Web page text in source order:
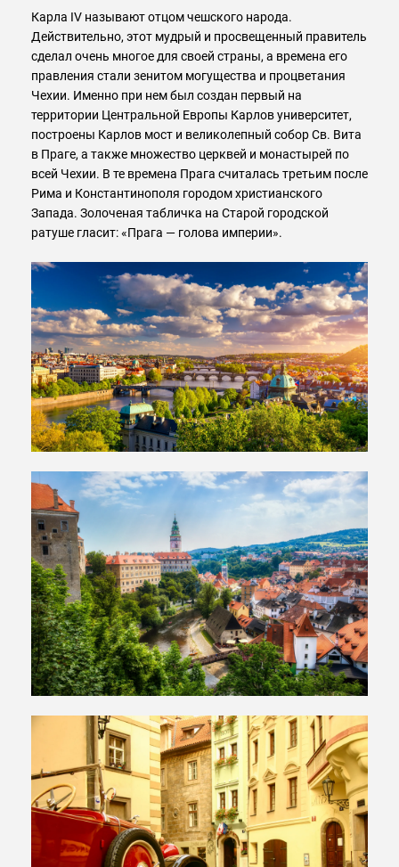
Карла IV называют отцом чешского народа.
Действительно, этот мудрый и просвещенный правитель
сделал очень многое для своей страны, а времена его
правления стали зенитом могущества и процветания
Чехии. Именно при нем был создан первый на
территории Центральной Европы Карлов университет,
построены Карлов мост и великолепный собор Св. Вита
в Праге, а также множество церквей и монастырей по
всей Чехии. В те времена Прага считалась третьим после
Рима и Константинополя городом христианского
Запада. Золоченая табличка на Старой городской
ратуше гласит: «Прага — голова империи».